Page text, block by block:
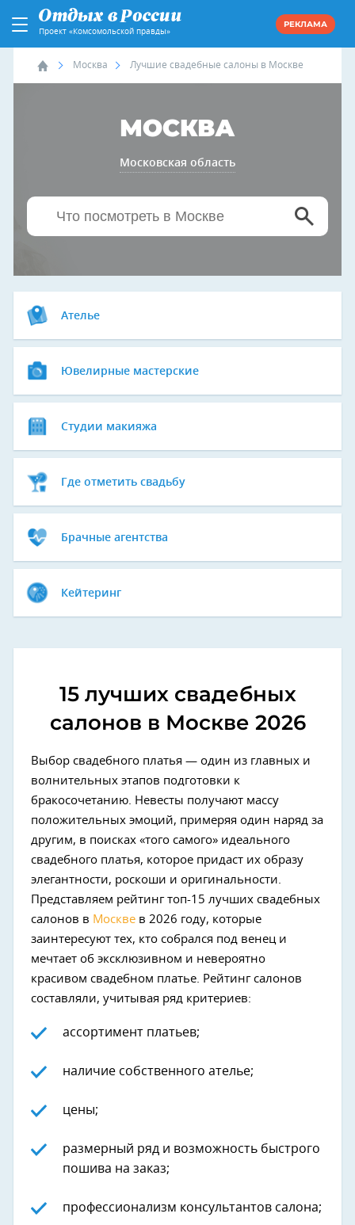
Проект «Комсомольской правды»
РЕКЛАМА
Москва Лучшие свадебные салоны в Москве
МОСКВА
Московская область
Ателье
Ювелирные мастерские
Студии макияжа
Где отметить свадьбу
Брачные агентства
Кейтеринг
15 лучших свадебных
салонов в Москве 2026
Выбор свадебного платья — один из главных и
волнительных этапов подготовки к
бракосочетанию. Невесты получают массу
положительных эмоций, примеряя один наряд за
другим, в поисках «того самого» идеального
свадебного платья, которое придаст их образу
элегантности, роскоши и оригинальности.
Представляем рейтинг топ-15 лучших свадебных
салонов в Москве в 2026 году, которые
заинтересуют тех, кто собрался под венец и
мечтает об эксклюзивном и невероятно
красивом свадебном платье. Рейтинг салонов
составляли, учитывая ряд критериев:
ассортимент платьев;
наличие собственного ателье;
цены;
размерный ряд и возможность быстрого
пошива на заказ;
профессионализм консультантов салона;